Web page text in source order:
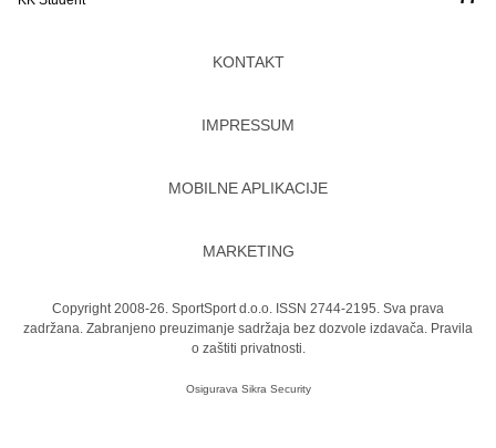
KONTAKT
IMPRESSUM
MOBILNE APLIKACIJE
MARKETING
Copyright 2008-26. SportSport d.o.o. ISSN 2744-2195. Sva prava
zadržana. Zabranjeno preuzimanje sadržaja bez dozvole izdavača. Pravila
o zaštiti privatnosti.
Osigurava Sikra Security